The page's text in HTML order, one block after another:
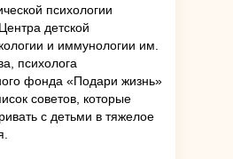
психологии
детской
и иммунологии им.
психолога
фонда «Подари жизнь»
советов, которые
с детьми в тяжелое